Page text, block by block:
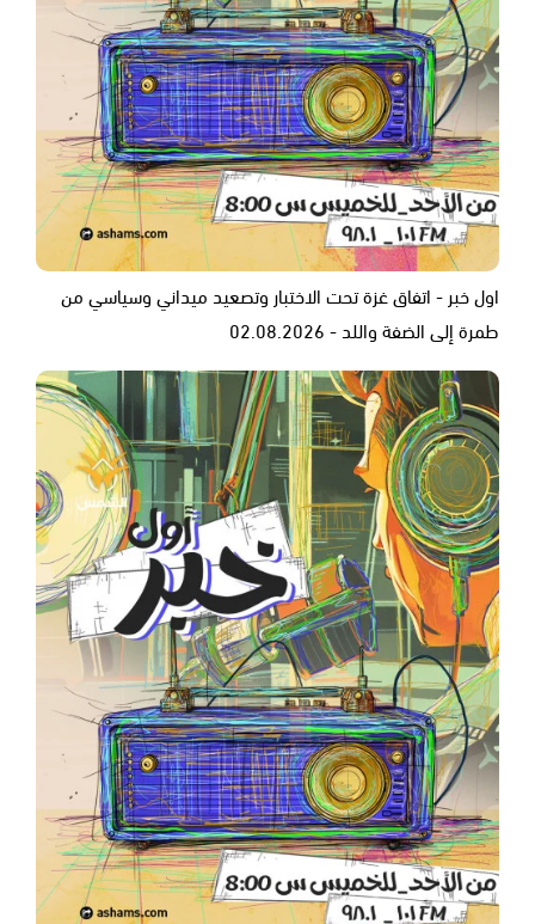
اول خبر - اتفاق غزة تحت الاختبار وتصعيد ميداني وسياسي من
طمرة إلى الضفة واللد - 02.08.2026